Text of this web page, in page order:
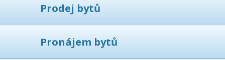
Prodej bytů
Pronájem bytů